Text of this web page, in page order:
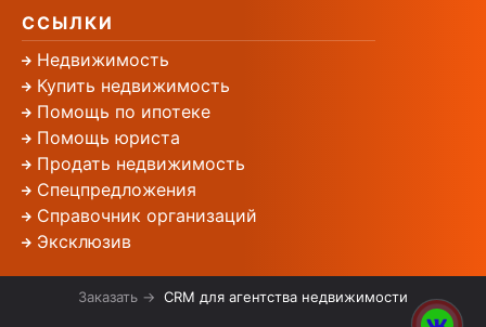
ССЫЛКИ
Недвижимость
Купить недвижимость
Помощь по ипотеке
Помощь юриста
Продать недвижимость
Спецпредложения
Справочник организаций
Эксклюзив
Заказать → CRM для агентства недвижимости